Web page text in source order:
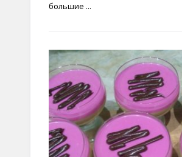
большие ...